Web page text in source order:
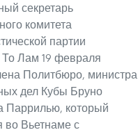
секретарь
комитета
партии
Лам 19 февраля
Политбюро, министра
дел Кубы Бруно
Паррилью, который
во Вьетнаме с